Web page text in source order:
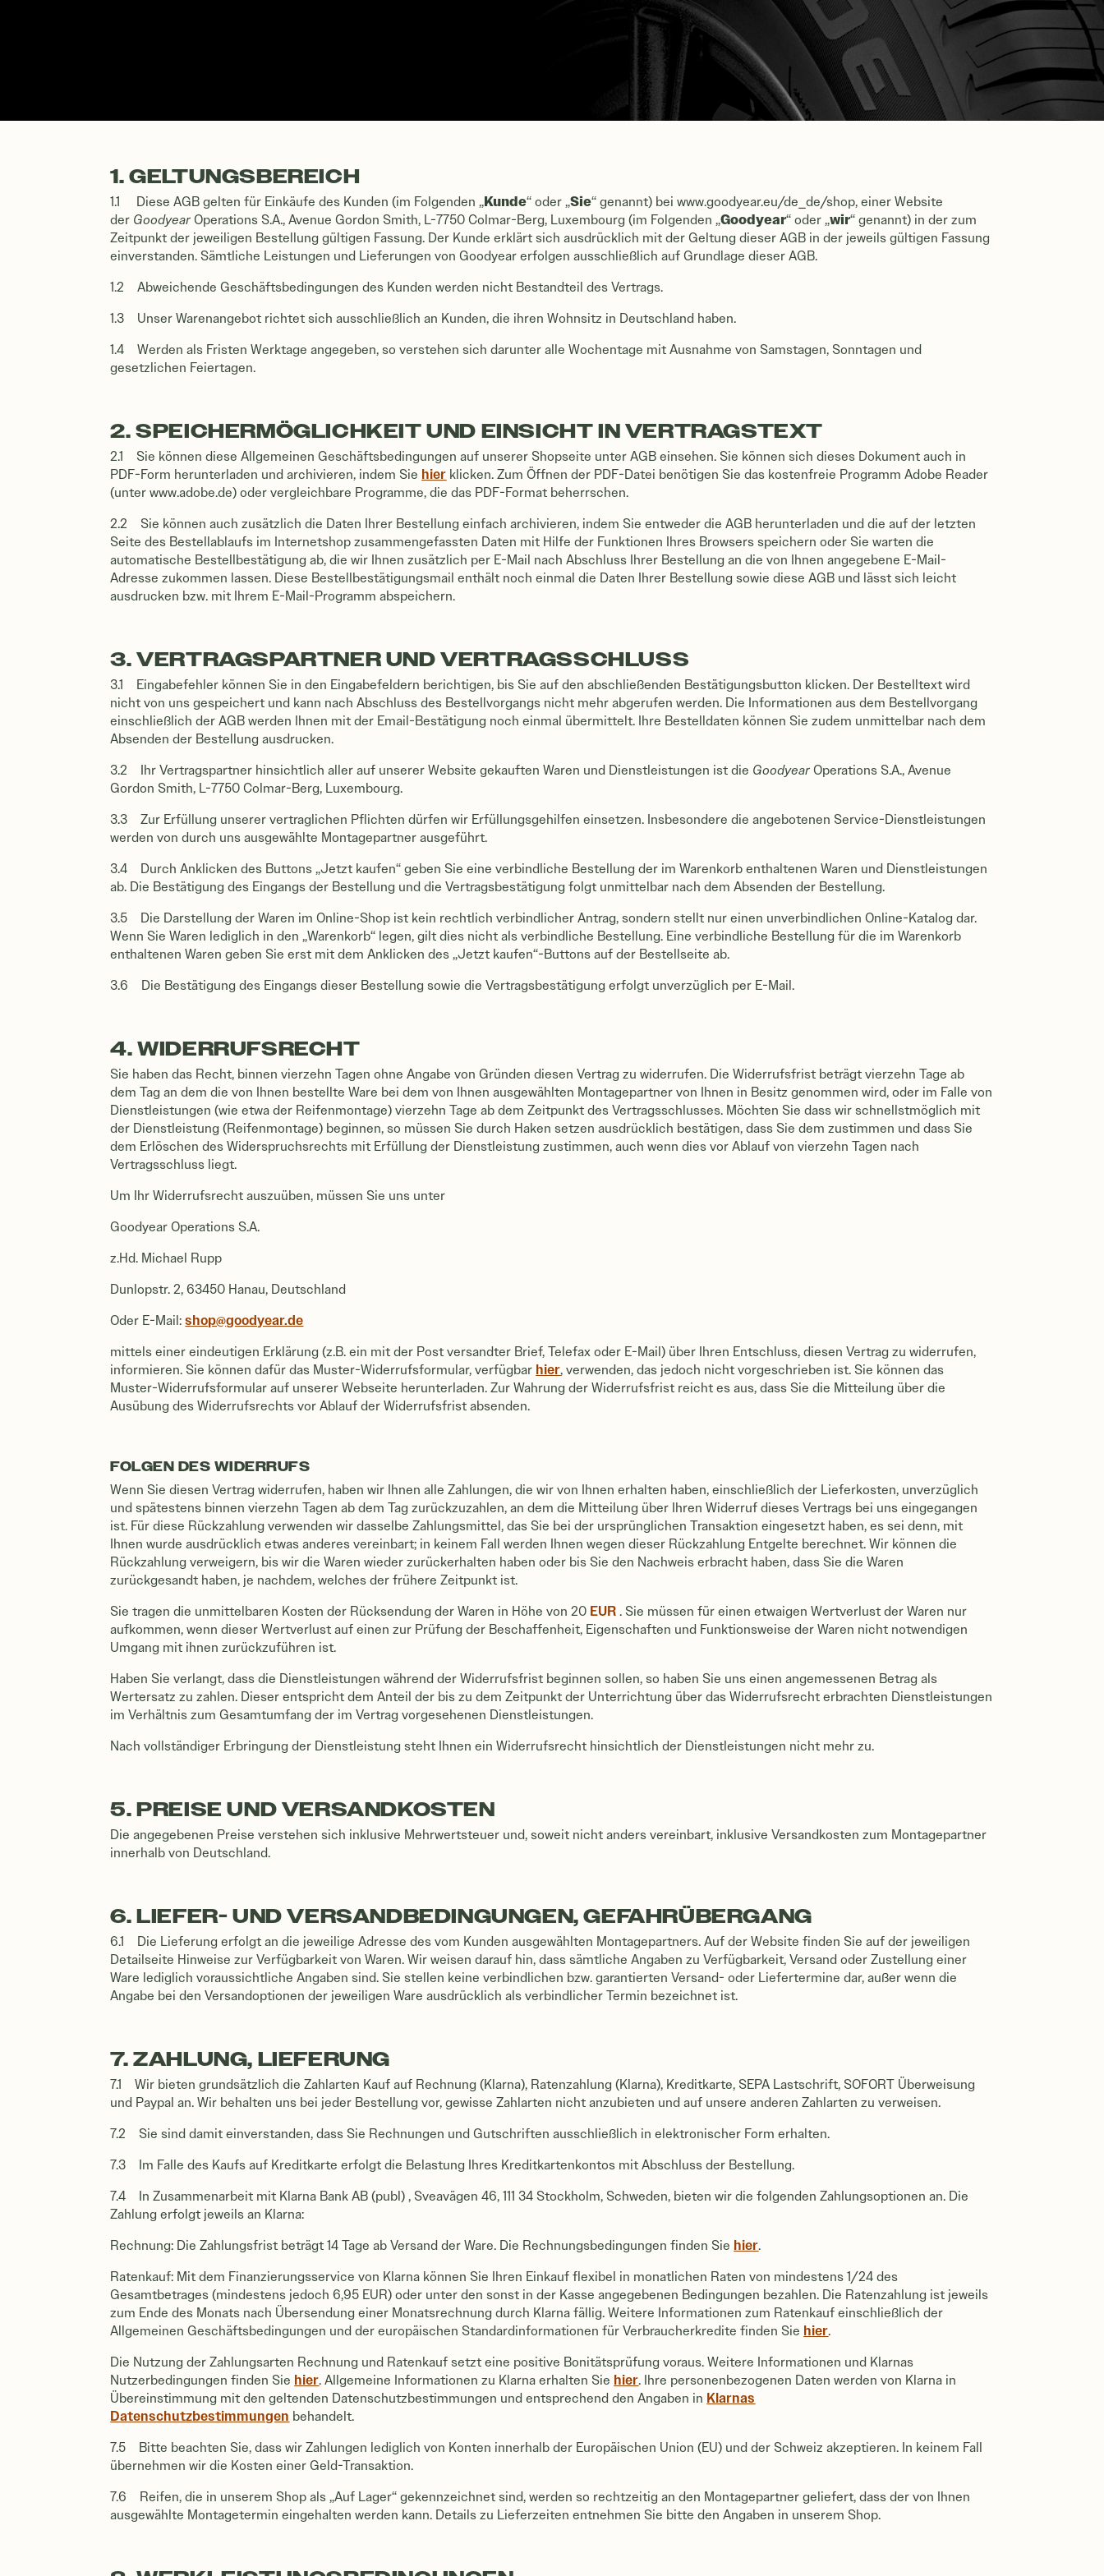
1. GELTUNGSBEREICH
1.1 Diese AGB gelten für Einkäufe des Kunden (im Folgenden „Kunde“ oder „Sie“ genannt) bei www.goodyear.eu/de_de/shop, einer Website
der Goodyear Operations S.A., Avenue Gordon Smith, L-7750 Colmar-Berg, Luxembourg (im Folgenden „Goodyear“ oder „wir“ genannt) in der zum
Zeitpunkt der jeweiligen Bestellung gültigen Fassung. Der Kunde erklärt sich ausdrücklich mit der Geltung dieser AGB in der jeweils gültigen Fassung
einverstanden. Sämtliche Leistungen und Lieferungen von Goodyear erfolgen ausschließlich auf Grundlage dieser AGB.
1.2 Abweichende Geschäftsbedingungen des Kunden werden nicht Bestandteil des Vertrags.
1.3 Unser Warenangebot richtet sich ausschließlich an Kunden, die ihren Wohnsitz in Deutschland haben.
1.4 Werden als Fristen Werktage angegeben, so verstehen sich darunter alle Wochentage mit Ausnahme von Samstagen, Sonntagen und
gesetzlichen Feiertagen.
2. SPEICHERMÖGLICHKEIT UND EINSICHT IN VERTRAGSTEXT
2.1 Sie können diese Allgemeinen Geschäftsbedingungen auf unserer Shopseite unter AGB einsehen. Sie können sich dieses Dokument auch in
PDF-Form herunterladen und archivieren, indem Sie hier klicken. Zum Öffnen der PDF-Datei benötigen Sie das kostenfreie Programm Adobe Reader
(unter www.adobe.de) oder vergleichbare Programme, die das PDF-Format beherrschen.
2.2 Sie können auch zusätzlich die Daten Ihrer Bestellung einfach archivieren, indem Sie entweder die AGB herunterladen und die auf der letzten
Seite des Bestellablaufs im Internetshop zusammengefassten Daten mit Hilfe der Funktionen Ihres Browsers speichern oder Sie warten die
automatische Bestellbestätigung ab, die wir Ihnen zusätzlich per E-Mail nach Abschluss Ihrer Bestellung an die von Ihnen angegebene E-Mail-
Adresse zukommen lassen. Diese Bestellbestätigungsmail enthält noch einmal die Daten Ihrer Bestellung sowie diese AGB und lässt sich leicht
ausdrucken bzw. mit Ihrem E-Mail-Programm abspeichern.
3. VERTRAGSPARTNER UND VERTRAGSSCHLUSS
3.1 Eingabefehler können Sie in den Eingabefeldern berichtigen, bis Sie auf den abschließenden Bestätigungsbutton klicken. Der Bestelltext wird
nicht von uns gespeichert und kann nach Abschluss des Bestellvorgangs nicht mehr abgerufen werden. Die Informationen aus dem Bestellvorgang
einschließlich der AGB werden Ihnen mit der Email-Bestätigung noch einmal übermittelt. Ihre Bestelldaten können Sie zudem unmittelbar nach dem
Absenden der Bestellung ausdrucken.
3.2 Ihr Vertragspartner hinsichtlich aller auf unserer Website gekauften Waren und Dienstleistungen ist die Goodyear Operations S.A., Avenue
Gordon Smith, L-7750 Colmar-Berg, Luxembourg.
3.3 Zur Erfüllung unserer vertraglichen Pflichten dürfen wir Erfüllungsgehilfen einsetzen. Insbesondere die angebotenen Service-Dienstleistungen
werden von durch uns ausgewählte Montagepartner ausgeführt.
3.4 Durch Anklicken des Buttons „Jetzt kaufen“ geben Sie eine verbindliche Bestellung der im Warenkorb enthaltenen Waren und Dienstleistungen
ab. Die Bestätigung des Eingangs der Bestellung und die Vertragsbestätigung folgt unmittelbar nach dem Absenden der Bestellung.
3.5 Die Darstellung der Waren im Online-Shop ist kein rechtlich verbindlicher Antrag, sondern stellt nur einen unverbindlichen Online-Katalog dar.
Wenn Sie Waren lediglich in den „Warenkorb“ legen, gilt dies nicht als verbindliche Bestellung. Eine verbindliche Bestellung für die im Warenkorb
enthaltenen Waren geben Sie erst mit dem Anklicken des „Jetzt kaufen“-Buttons auf der Bestellseite ab.
3.6 Die Bestätigung des Eingangs dieser Bestellung sowie die Vertragsbestätigung erfolgt unverzüglich per E-Mail.
4. WIDERRUFSRECHT
Sie haben das Recht, binnen vierzehn Tagen ohne Angabe von Gründen diesen Vertrag zu widerrufen. Die Widerrufsfrist beträgt vierzehn Tage ab
dem Tag an dem die von Ihnen bestellte Ware bei dem von Ihnen ausgewählten Montagepartner von Ihnen in Besitz genommen wird, oder im Falle von
Dienstleistungen (wie etwa der Reifenmontage) vierzehn Tage ab dem Zeitpunkt des Vertragsschlusses. Möchten Sie dass wir schnellstmöglich mit
der Dienstleistung (Reifenmontage) beginnen, so müssen Sie durch Haken setzen ausdrücklich bestätigen, dass Sie dem zustimmen und dass Sie
dem Erlöschen des Widerspruchsrechts mit Erfüllung der Dienstleistung zustimmen, auch wenn dies vor Ablauf von vierzehn Tagen nach
Vertragsschluss liegt.
Um Ihr Widerrufsrecht auszuüben, müssen Sie uns unter
Goodyear Operations S.A.
z.Hd. Michael Rupp
Dunlopstr. 2, 63450 Hanau, Deutschland
Oder E-Mail:shop@goodyear.de
mittels einer eindeutigen Erklärung (z.B. ein mit der Post versandter Brief, Telefax oder E-Mail) über Ihren Entschluss, diesen Vertrag zu widerrufen,
informieren. Sie können dafür das Muster-Widerrufsformular, verfügbar hier, verwenden, das jedoch nicht vorgeschrieben ist. Sie können das
Muster-Widerrufsformular auf unserer Webseite herunterladen. Zur Wahrung der Widerrufsfrist reicht es aus, dass Sie die Mitteilung über die
Ausübung des Widerrufsrechts vor Ablauf der Widerrufsfrist absenden.
FOLGEN DES WIDERRUFS
Wenn Sie diesen Vertrag widerrufen, haben wir Ihnen alle Zahlungen, die wir von Ihnen erhalten haben, einschließlich der Lieferkosten, unverzüglich
und spätestens binnen vierzehn Tagen ab dem Tag zurückzuzahlen, an dem die Mitteilung über Ihren Widerruf dieses Vertrags bei uns eingegangen
ist. Für diese Rückzahlung verwenden wir dasselbe Zahlungsmittel, das Sie bei der ursprünglichen Transaktion eingesetzt haben, es sei denn, mit
Ihnen wurde ausdrücklich etwas anderes vereinbart; in keinem Fall werden Ihnen wegen dieser Rückzahlung Entgelte berechnet. Wir können die
Rückzahlung verweigern, bis wir die Waren wieder zurückerhalten haben oder bis Sie den Nachweis erbracht haben, dass Sie die Waren
zurückgesandt haben, je nachdem, welches der frühere Zeitpunkt ist.
Sie tragen die unmittelbaren Kosten der Rücksendung der Waren in Höhe von 20 EUR . Sie müssen für einen etwaigen Wertverlust der Waren nur
aufkommen, wenn dieser Wertverlust auf einen zur Prüfung der Beschaffenheit, Eigenschaften und Funktionsweise der Waren nicht notwendigen
Umgang mit ihnen zurückzuführen ist.
Haben Sie verlangt, dass die Dienstleistungen während der Widerrufsfrist beginnen sollen, so haben Sie uns einen angemessenen Betrag als
Wertersatz zu zahlen. Dieser entspricht dem Anteil der bis zu dem Zeitpunkt der Unterrichtung über das Widerrufsrecht erbrachten Dienstleistungen
im Verhältnis zum Gesamtumfang der im Vertrag vorgesehenen Dienstleistungen.
Nach vollständiger Erbringung der Dienstleistung steht Ihnen ein Widerrufsrecht hinsichtlich der Dienstleistungen nicht mehr zu.
5. PREISE UND VERSANDKOSTEN
Die angegebenen Preise verstehen sich inklusive Mehrwertsteuer und, soweit nicht anders vereinbart, inklusive Versandkosten zum Montagepartner
innerhalb von Deutschland.
6. LIEFER- UND VERSANDBEDINGUNGEN, GEFAHRÜBERGANG
6.1 Die Lieferung erfolgt an die jeweilige Adresse des vom Kunden ausgewählten Montagepartners. Auf der Website finden Sie auf der jeweiligen
Detailseite Hinweise zur Verfügbarkeit von Waren. Wir weisen darauf hin, dass sämtliche Angaben zu Verfügbarkeit, Versand oder Zustellung einer
Ware lediglich voraussichtliche Angaben sind. Sie stellen keine verbindlichen bzw. garantierten Versand- oder Liefertermine dar, außer wenn die
Angabe bei den Versandoptionen der jeweiligen Ware ausdrücklich als verbindlicher Termin bezeichnet ist.
7. ZAHLUNG, LIEFERUNG
7.1 Wir bieten grundsätzlich die Zahlarten Kauf auf Rechnung (Klarna), Ratenzahlung (Klarna), Kreditkarte, SEPA Lastschrift, SOFORT Überweisung
und Paypal an. Wir behalten uns bei jeder Bestellung vor, gewisse Zahlarten nicht anzubieten und auf unsere anderen Zahlarten zu verweisen.
7.2 Sie sind damit einverstanden, dass Sie Rechnungen und Gutschriften ausschließlich in elektronischer Form erhalten.
7.3 Im Falle des Kaufs auf Kreditkarte erfolgt die Belastung Ihres Kreditkartenkontos mit Abschluss der Bestellung.
7.4 In Zusammenarbeit mit Klarna Bank AB (publ) , Sveavägen 46, 111 34 Stockholm, Schweden, bieten wir die folgenden Zahlungsoptionen an. Die
Zahlung erfolgt jeweils an Klarna:
Rechnung: Die Zahlungsfrist beträgt 14 Tage ab Versand der Ware. Die Rechnungsbedingungen finden Sie hier.
Ratenkauf: Mit dem Finanzierungsservice von Klarna können Sie Ihren Einkauf flexibel in monatlichen Raten von mindestens 1/24 des
Gesamtbetrages (mindestens jedoch 6,95 EUR) oder unter den sonst in der Kasse angegebenen Bedingungen bezahlen. Die Ratenzahlung ist jeweils
zum Ende des Monats nach Übersendung einer Monatsrechnung durch Klarna fällig. Weitere Informationen zum Ratenkauf einschließlich der
Allgemeinen Geschäftsbedingungen und der europäischen Standardinformationen für Verbraucherkredite finden Sie hier.
Die Nutzung der Zahlungsarten Rechnung und Ratenkauf setzt eine positive Bonitätsprüfung voraus. Weitere Informationen und Klarnas
Nutzerbedingungen finden Sie hier. Allgemeine Informationen zu Klarna erhalten Sie hier. Ihre personenbezogenen Daten werden von Klarna in
Übereinstimmung mit den geltenden Datenschutzbestimmungen und entsprechend den Angaben in Klarnas
Datenschutzbestimmungen behandelt.
7.5 Bitte beachten Sie, dass wir Zahlungen lediglich von Konten innerhalb der Europäischen Union (EU) und der Schweiz akzeptieren. In keinem Fall
übernehmen wir die Kosten einer Geld-Transaktion.
7.6 Reifen, die in unserem Shop als „Auf Lager“ gekennzeichnet sind, werden so rechtzeitig an den Montagepartner geliefert, dass der von Ihnen
ausgewählte Montagetermin eingehalten werden kann. Details zu Lieferzeiten entnehmen Sie bitte den Angaben in unserem Shop.